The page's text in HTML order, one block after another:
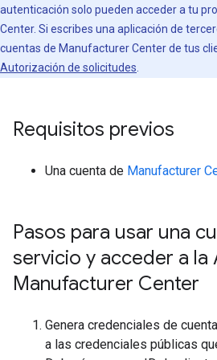
autenticación solo pueden acceder a tu
Center. Si escribes una aplicación de
cuentas de Manufacturer Center de tus
Autorización de solicitudes
Requisitos previos
Una cuenta de Manufacturer
Pasos para usar una
servicio y acceder a la
Manufacturer Center
Genera credenciales de
a las credenciales públicas